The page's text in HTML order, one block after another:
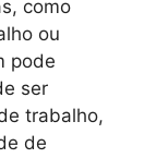
como
ou
pode
ser
trabalho,
de